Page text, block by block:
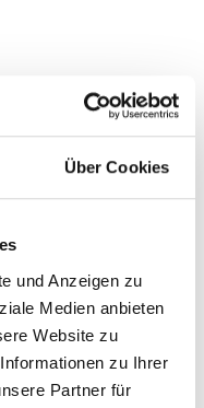
Über Cookies
und Anzeigen zu
Medien anbieten
Website zu
zu Ihrer
Partner für